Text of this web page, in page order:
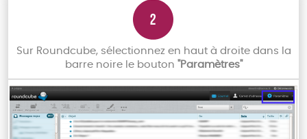
Sur Roundcube, sélectionnez en haut à droite dans la
barre noire le bouton "Paramètres"